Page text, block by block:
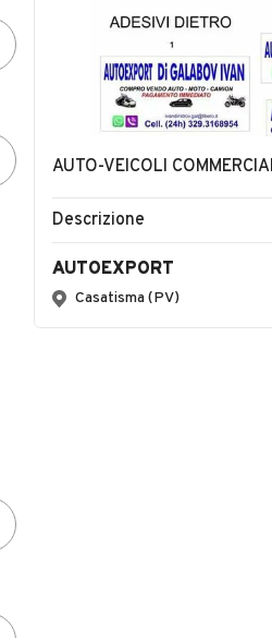
AUTO-VEICOLI
Descrizione
AUTOEXPORT
Casatisma (PV)